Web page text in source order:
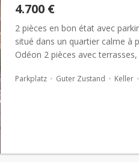
4.700 €
2 pièces en bon état avec
situé dans un quartier calme à
Odéon 2 pièces avec
Parkplatz Guter Zustand Keller